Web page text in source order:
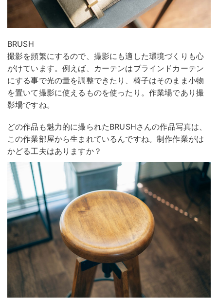
BRUSH
撮影を頻繁にするので、撮影にも適した環境づくりも心
がけています。例えば、カーテンはブラインドカーテン
にする事で光の量を調整できたり、椅子はそのまま小物
を置いて撮影に使えるものを使ったり。作業場であり撮
影場ですね。
どの作品も魅力的に撮られたBRUSHさんの作品写真は、
この作業部屋から生まれているんですね。制作作業がは
かどる工夫はありますか？